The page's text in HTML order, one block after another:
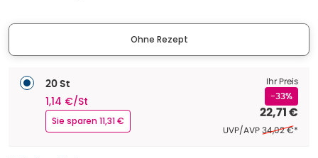
Ohne Rezept
20 St
1,14 €/St
Sie sparen 11,31 €
Ihr Preis
-33%
22,71 €
UVP/AVPEhemaliger
34,02 €*